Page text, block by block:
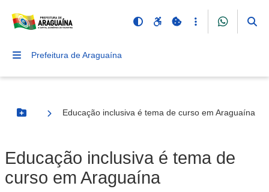
Prefeitura de Araguaína
Botão Menu
Educação inclusiva é tema de curso em Araguaína
Educação inclusiva é tema de
curso em Araguaína